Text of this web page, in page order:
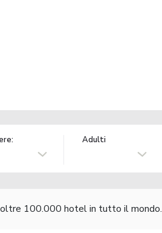
Adulti
oltre 100.000 hotel in tutto il mondo.